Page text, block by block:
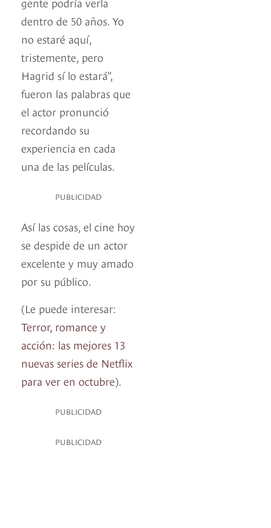
dentro de 50 años. Yo
no estaré aquí,
tristemente, pero
Hagrid sí lo estará”,
fueron las palabras que
el actor pronunció
recordando su
experiencia en cada
una de las películas.
PUBLICIDAD
Así las cosas, el cine hoy
se despide de un actor
excelente y muy amado
por su público.
(Le puede interesar:
Terror, romance y
acción: las mejores 13
nuevas series de Netflix
para ver en octubre).
PUBLICIDAD
PUBLICIDAD